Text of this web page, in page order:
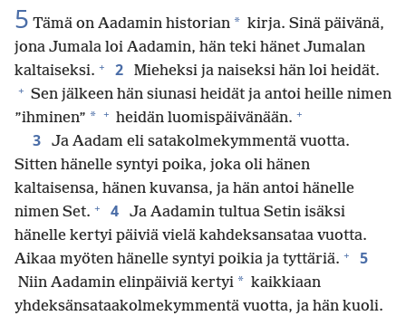
5 Tämä on Aadamin historian * kirja. Sinä päivänä,
jona Jumala loi Aadamin, hän teki hänet Jumalan
kaltaiseksi. + 2 Mieheksi ja naiseksi hän loi heidät.
+ Sen jälkeen hän siunasi heidät ja antoi heille nimen
”ihminen” * + heidän luomispäivänään. +
3
Ja Aadam eli satakolmekymmentä vuotta.
Sitten hänelle syntyi poika, joka oli hänen
kaltaisensa, hänen kuvansa, ja hän antoi hänelle
nimen Set. + 4
Ja Aadamin tultua Setin isäksi
hänelle kertyi päiviä vielä kahdeksansataa vuotta.
Aikaa myöten hänelle syntyi poikia ja tyttäriä. + 5
Niin Aadamin elinpäiviä kertyi * kaikkiaan
yhdeksänsataakolmekymmentä vuotta, ja hän kuoli.